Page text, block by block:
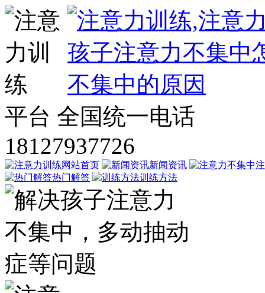
平台 全国统一电话
18127937726
网站首页 新闻资讯
热门解答
训练方法